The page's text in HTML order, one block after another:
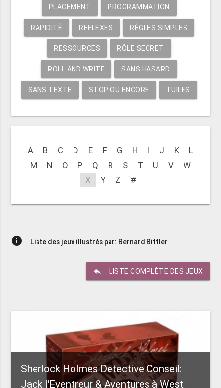
PLACEMENT PROGRAMMATION
RAPIDITÉ REFLEXES RÈGLES SIMPLES
RESSOURCES RÔLE SECRET
ROLL AND WRITE SANS HASARD
SANS TEXTE STOP OU ENCORE TUILES
A B C D E F G H I J K
L
M
N O P Q R S T U V
W
X
Y Z #
info Liste des jeux illustrés par: Bernard Bittler
reply LISTE COMPLÈTE DES JEUX
Sherlock Holmes Detective Conseil:
Jack l'Eventreur & Aventures à West